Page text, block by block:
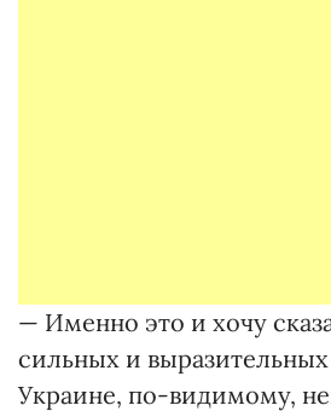
— Именно это и хочу
сильных и выразительных
Украине, по-видимому,